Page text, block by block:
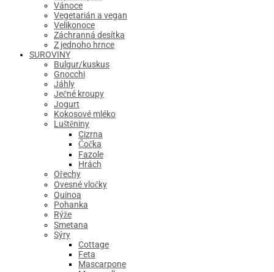
Vánoce
Vegetarián a vegan
Velikonoce
Záchranná desítka
Z jednoho hrnce
SUROVINY
Bulgur/kuskus
Gnocchi
Jáhly
Ječné kroupy
Jogurt
Kokosové mléko
Luštěniny
Cizrna
Čočka
Fazole
Hrách
Ořechy
Ovesné vločky
Quinoa
Pohanka
Rýže
Smetana
Sýry
Cottage
Feta
Mascarpone